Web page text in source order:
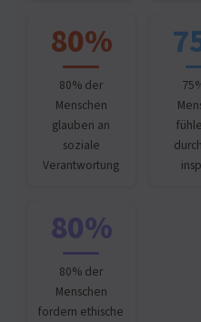
80%
80% der
Menschen
glauben an
soziale
Verantwortung
80%
80% der
Menschen
fordern ethische